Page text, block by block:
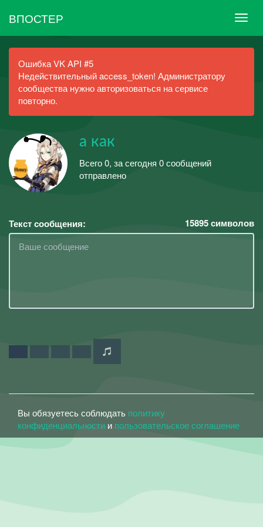
ВПОСТЕР
Ошибка VK API #5
Недействительный access_token! Администратору
сообщества нужно авторизоваться на сервисе
повторно.
а как
Всего 0, за сегодня 0 сообщений
отправлено
Текст сообщения: 15895символов
Вы обязуетесь соблюдать политику
конфиденциальности и пользовательское соглашение